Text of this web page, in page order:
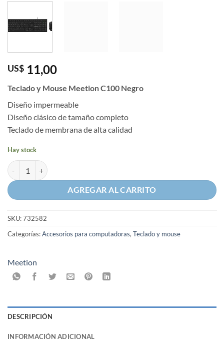
US$ 11,00
Teclado y Mouse Meetion C100 Negro
Diseño impermeable
Diseño clásico de tamaño completo
Teclado de membrana de alta calidad
Hay stock
Teclado y Mouse Meetion C100 Negro cantidad
AGREGAR AL CARRITO
SKU:732582
Categorías:Accesorios para computadoras, Teclado y mouse
Meetion
DESCRIPCIÓN
INFORMACIÓN ADICIONAL